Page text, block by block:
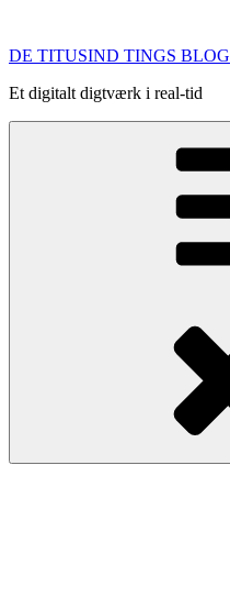
indhold
DE TITUSIND TINGS BLOG
Et digitalt digtværk i real-tid